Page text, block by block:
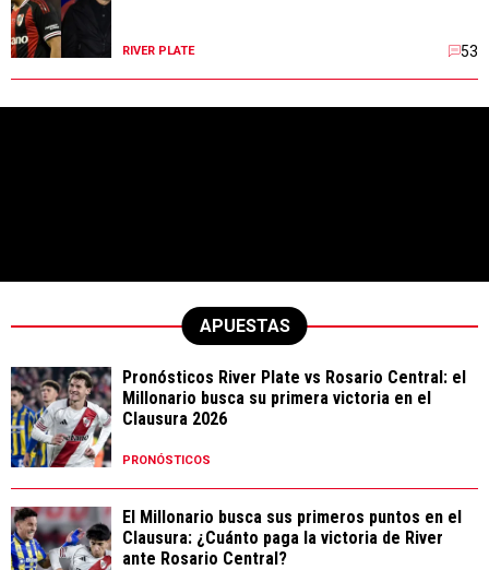
RIVER PLATE 53
APUESTAS
Pronósticos River Plate vs Rosario Central: el
Millonario busca su primera victoria en el
Clausura 2026
PRONÓSTICOS
El Millonario busca sus primeros puntos en el
Clausura: ¿Cuánto paga la victoria de River
ante Rosario Central?